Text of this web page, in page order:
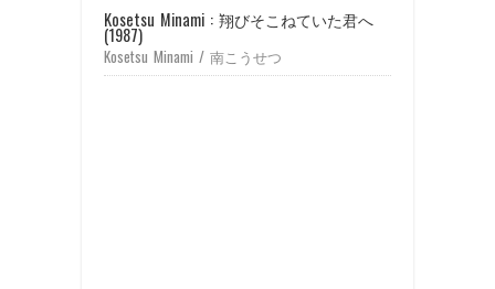
Kosetsu Minami : 翔びそこねていた君へ
(1987)
Kosetsu Minami / 南こうせつ